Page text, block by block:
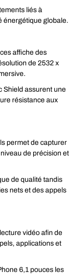
liés à
énergétique globale.
affiche des
de 2532 x
Shield assurent une
résistance aux
permet de capturer
de précision et
de qualité tandis
nets et des appels
vidéo afin de
applications et
6,1 pouces les